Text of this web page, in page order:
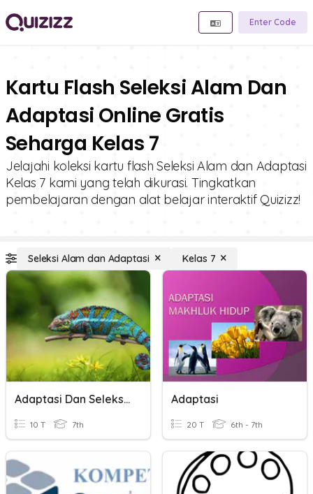
Enter Code
Kartu Flash Seleksi Alam Dan
Adaptasi Online Gratis
Seharga Kelas 7
Jelajahi koleksi kartu flash Seleksi Alam dan Adaptasi
Kelas 7 kami yang telah dikurasi. Tingkatkan
pembelajaran dengan alat belajar interaktif Quizizz!
Seleksi Alam dan Adaptasi Kelas 7
Adaptasi Dan Seleksi Alam 3
10 T 7th
Adaptasi
20 T 6th - 7th